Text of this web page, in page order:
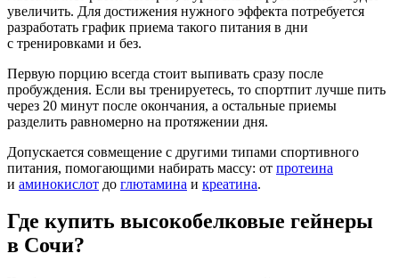
увеличить. Для достижения нужного эффекта потребуется
разработать график приема такого питания в дни
с тренировками и без.
Первую порцию всегда стоит выпивать сразу после
пробуждения. Если вы тренируетесь, то спортпит лучше пить
через 20 минут после окончания, а остальные приемы
разделить равномерно на протяжении дня.
Допускается совмещение с другими типами спортивного
питания, помогающими набирать массу: от протеина
и аминокислот до глютамина и креатина.
Где купить высокобелковые гейнеры
в Сочи?